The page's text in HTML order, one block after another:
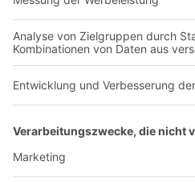
Produktionsstandorte
Karriere
YOUR LIFE.